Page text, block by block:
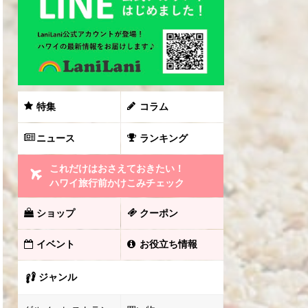
特集 コラム
ニュース ランキング
これだけはおさえておきたい！
ハワイ旅行前かけこみチェック
ショップ クーポン
イベント お役立ち情報
ジャンル